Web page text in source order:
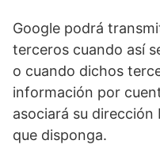
Google podrá
terceros cuando así
o cuando dichos
información por
asociará su
que disponga.